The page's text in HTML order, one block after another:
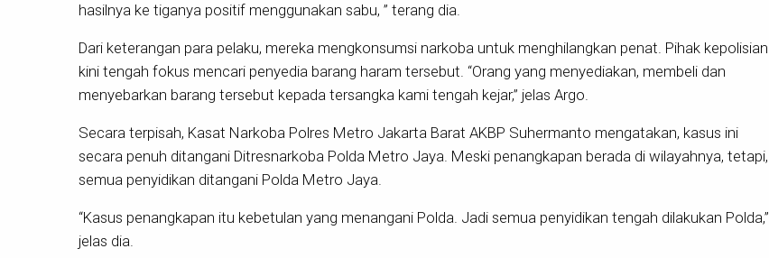
hasilnya ke tiganya positif menggunakan sabu, ” terang dia.
Dari keterangan para pelaku, mereka mengkonsumsi narkoba untuk menghilangkan penat. Pihak kepolisian
kini tengah fokus mencari penyedia barang haram tersebut. “Orang yang menyediakan, membeli dan
menyebarkan barang tersebut kepada tersangka kami tengah kejar,” jelas Argo.
Secara terpisah, Kasat Narkoba Polres Metro Jakarta Barat AKBP Suhermanto mengatakan, kasus ini
secara penuh ditangani Ditresnarkoba Polda Metro Jaya. Meski penangkapan berada di wilayahnya, tetapi,
semua penyidikan ditangani Polda Metro Jaya.
“Kasus penangkapan itu kebetulan yang menangani Polda. Jadi semua penyidikan tengah dilakukan Polda,”
jelas dia.